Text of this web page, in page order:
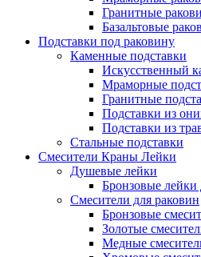
Гранитные
Базальтовые
Подставки под раковину
Каменные подставки
Искусственный
Мраморные
Гранитные
Подставки из
Подставки из
Стальные подставки
Смесители Краны Лейки
Душевые лейки
Бронзовые лейки
Смесители для раковин
Бронзовые
Золотые
Медные